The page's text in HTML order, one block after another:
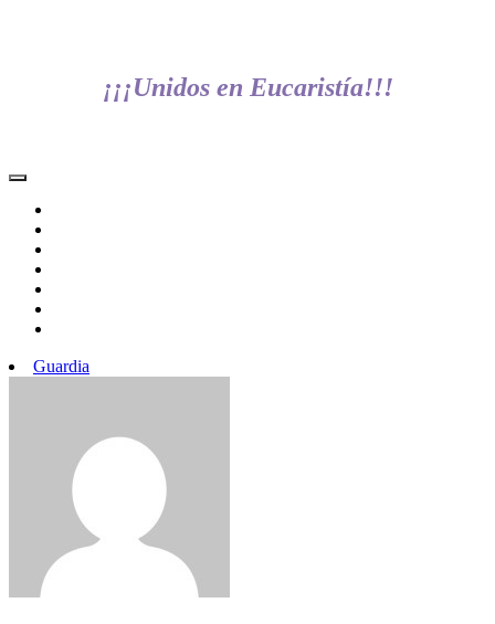
¡¡¡Unidos en Eucaristía!!!
Guardia